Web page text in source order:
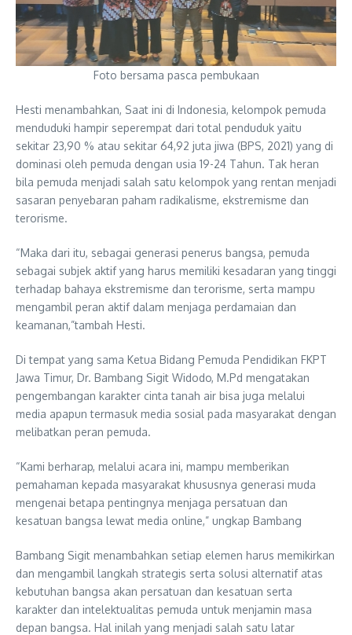
Foto bersama pasca pembukaan
Hesti menambahkan, Saat ini di Indonesia, kelompok pemuda
menduduki hampir seperempat dari total penduduk yaitu
sekitar 23,90 % atau sekitar 64,92 juta jiwa (BPS, 2021) yang di
dominasi oleh pemuda dengan usia 19-24 Tahun. Tak heran
bila pemuda menjadi salah satu kelompok yang rentan menjadi
sasaran penyebaran paham radikalisme, ekstremisme dan
terorisme.
“Maka dari itu, sebagai generasi penerus bangsa, pemuda
sebagai subjek aktif yang harus memiliki kesadaran yang tinggi
terhadap bahaya ekstremisme dan terorisme, serta mampu
mengambil peran aktif dalam menjaga perdamaian dan
keamanan,”tambah Hesti.
Di tempat yang sama Ketua Bidang Pemuda Pendidikan FKPT
Jawa Timur, Dr. Bambang Sigit Widodo, M.Pd mengatakan
pengembangan karakter cinta tanah air bisa juga melalui
media apapun termasuk media sosial pada masyarakat dengan
melibatkan peran pemuda.
“Kami berharap, melalui acara ini, mampu memberikan
pemahaman kepada masyarakat khususnya generasi muda
mengenai betapa pentingnya menjaga persatuan dan
kesatuan bangsa lewat media online,” ungkap Bambang
Bambang Sigit menambahkan setiap elemen harus memikirkan
dan mengambil langkah strategis serta solusi alternatif atas
kebutuhan bangsa akan persatuan dan kesatuan serta
karakter dan intelektualitas pemuda untuk menjamin masa
depan bangsa. Hal inilah yang menjadi salah satu latar